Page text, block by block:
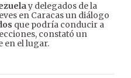
y delegados de la
en Caracas un diálogo
que podría conducir a
constató un
en el lugar.